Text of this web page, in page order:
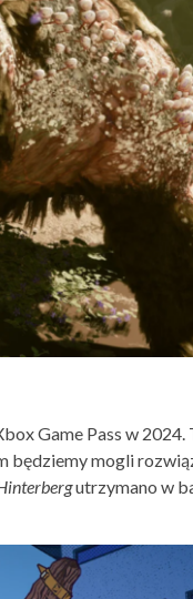
Game Pass w 2024.
będziemy mogli
utrzymano w